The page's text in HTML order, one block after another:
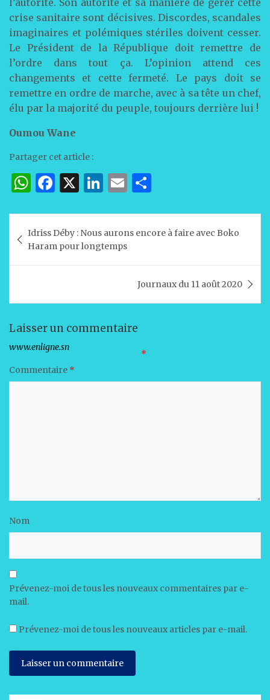
l’autorité. Son autorité et sa manière de gérer cette
crise sanitaire sont décisives. Discordes, scandales
imaginaires et polémiques stériles doivent cesser.
Le Président de la République doit remettre de
l’ordre dans tout ça. L’opinion attend ces
changements et cette fermeté. Le pays doit se
remettre en ordre de marche, avec à sa tête un chef,
élu par la majorité du peuple, toujours derrière lui !
Oumou Wane
Partager cet article :
W
at
s
A
p
F
c
e
b
o
X
Li
k
e
dI
E
ai
l
ta
g
er
de
l’article
Idriss Déby : Nous aurons encore à faire avec Boko
Haram pour longtemps
Journaux du 11 août 2020
Laisser un commentaire
Votre adresse e-mail ne sera pas publiée.
Les champs obligatoires sont indiqués avec *
Commentaire *
Nom
Prévenez-moi de tous les nouveaux commentaires par e-
mail.
Prévenez-moi de tous les nouveaux articles par e-mail.